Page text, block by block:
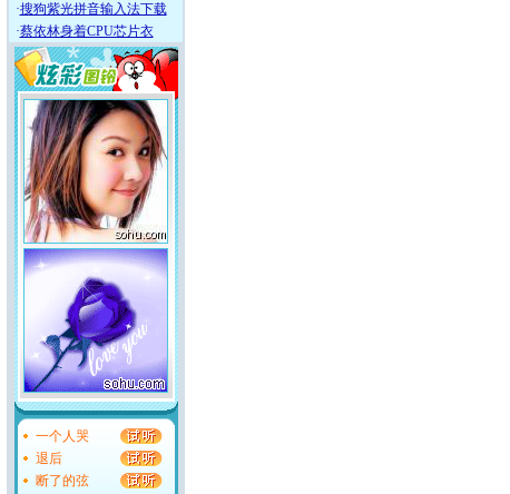
·搜狗紫光拼音输入法下载
·蔡依林身着CPU芯片衣
一个人哭
退后
断了的弦